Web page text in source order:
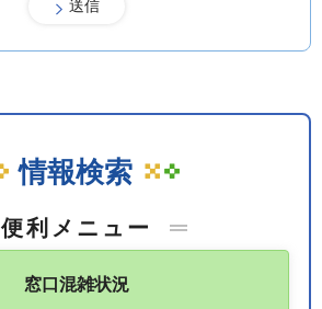
情報検索
便利メニュー
窓口混雑状況